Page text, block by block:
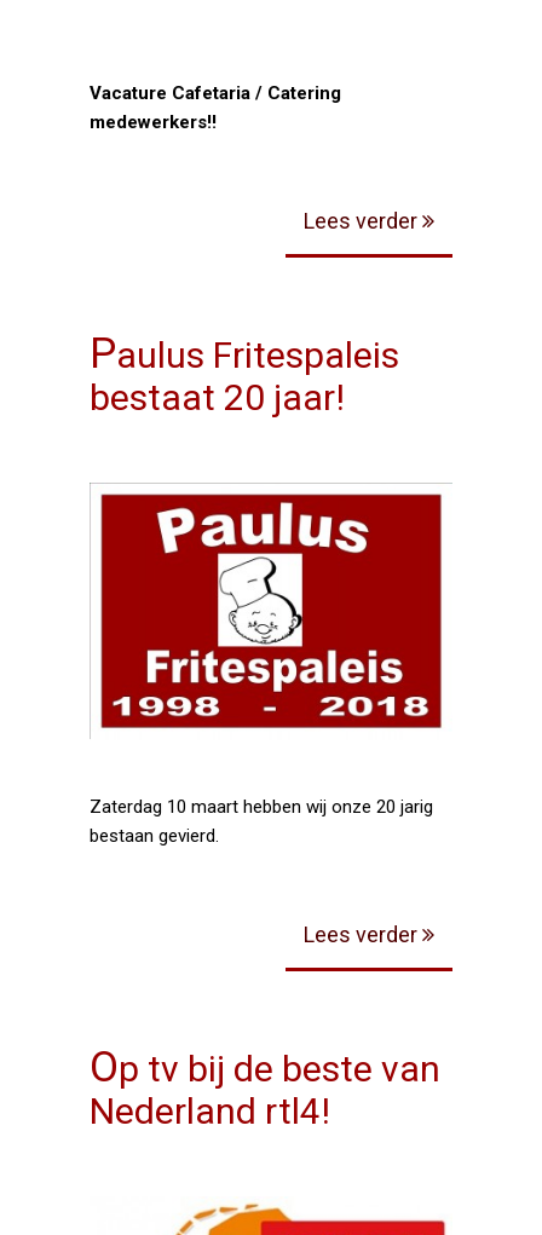
Vacature Cafetaria / Catering
medewerkers!!
Lees verder
Paulus Fritespaleis
bestaat 20 jaar!
Zaterdag 10 maart hebben wij onze 20 jarig
bestaan gevierd.
Lees verder
Op tv bij de beste van
Nederland rtl4!